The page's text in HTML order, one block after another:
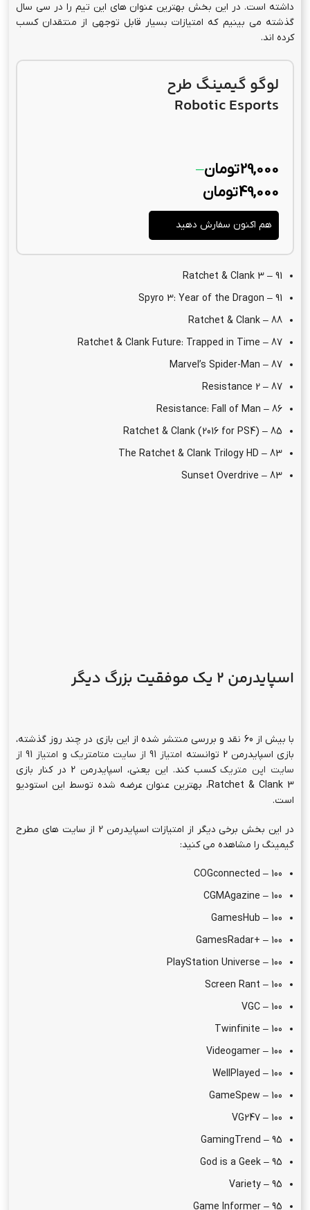
داشته است. در این بخش بهترین عنوان های این تیم را در سی سال
گذشته می بینیم که امتیازات بسیار قابل توجهی از منتقدان کسب
کرده اند.
لوگو گیمینگ طرح
Robotic Esports
29,000تومان–
49,000تومان
هم اکنون سفارش دهید
Ratchet & Clank 3 – 91
Spyro 3: Year of the Dragon – 91
Ratchet & Clank – 88
Ratchet & Clank Future: Trapped in Time – 87
Marvel’s Spider-Man – 87
Resistance 2 – 87
Resistance: Fall of Man – 86
Ratchet & Clank (2016 for PS4) – 85
The Ratchet & Clank Trilogy HD – 83
Sunset Overdrive – 83
اسپایدرمن 2 یک موفقیت بزرگ دیگر
با بیش از 60 نقد و بررسی منتشر شده از این بازی در چند روز گذشته،
بازی اسپایدرمن 2 توانسته
امتیاز 91 از سایت متامتریک و
امتیاز 91 از
سایت اپن متریک
کسب کند. این یعنی، اسپایدرمن 2 در کنار بازی
Ratchet & Clank 3، بهترین عنوان عرضه شده توسط این استودیو
است.
در این بخش برخی دیگر از امتیازات اسپایدرمن 2 از سایت های مطرح
گیمینگ را مشاهده می کنید:
COGconnected – 100
CGMAgazine – 100
GamesHub – 100
GamesRadar+ – 100
PlayStation Universe – 100
Screen Rant – 100
VGC – 100
Twinfinite – 100
Videogamer – 100
WellPlayed – 100
GameSpew – 100
VG247 – 100
GamingTrend – 95
God is a Geek – 95
Variety – 95
Game Informer – 95